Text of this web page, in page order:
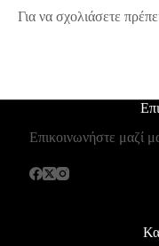
Για να σχολιάσετε
Επικοινωνήστε μαζί